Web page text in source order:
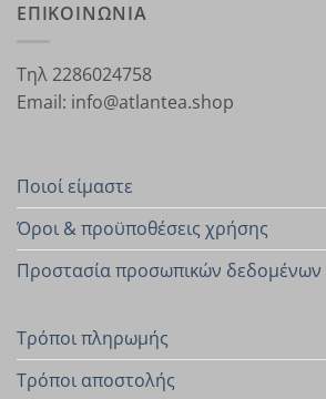
ΕΠΙΚΟΙΝΩΝΙΑ
Τηλ 2286024758
Email: info@atlantea.shop
Ποιοί είμαστε
Όροι & προϋποθέσεις χρήσης
Προστασία προσωπικών δεδομένων
Τρόποι πληρωμής
Τρόποι αποστολής